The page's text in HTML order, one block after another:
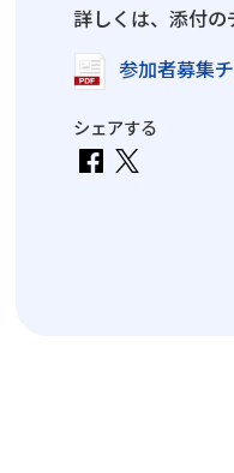
詳しくは、添付の
参加者募集
シェアする